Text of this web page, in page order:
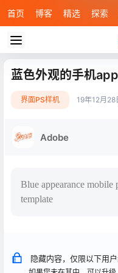
首页 博客 精选 探索
蓝色外观的手机
界面PS样机 19年12月28
Adobe
Blue appearance mobile
template
隐藏内容，仅限以下用